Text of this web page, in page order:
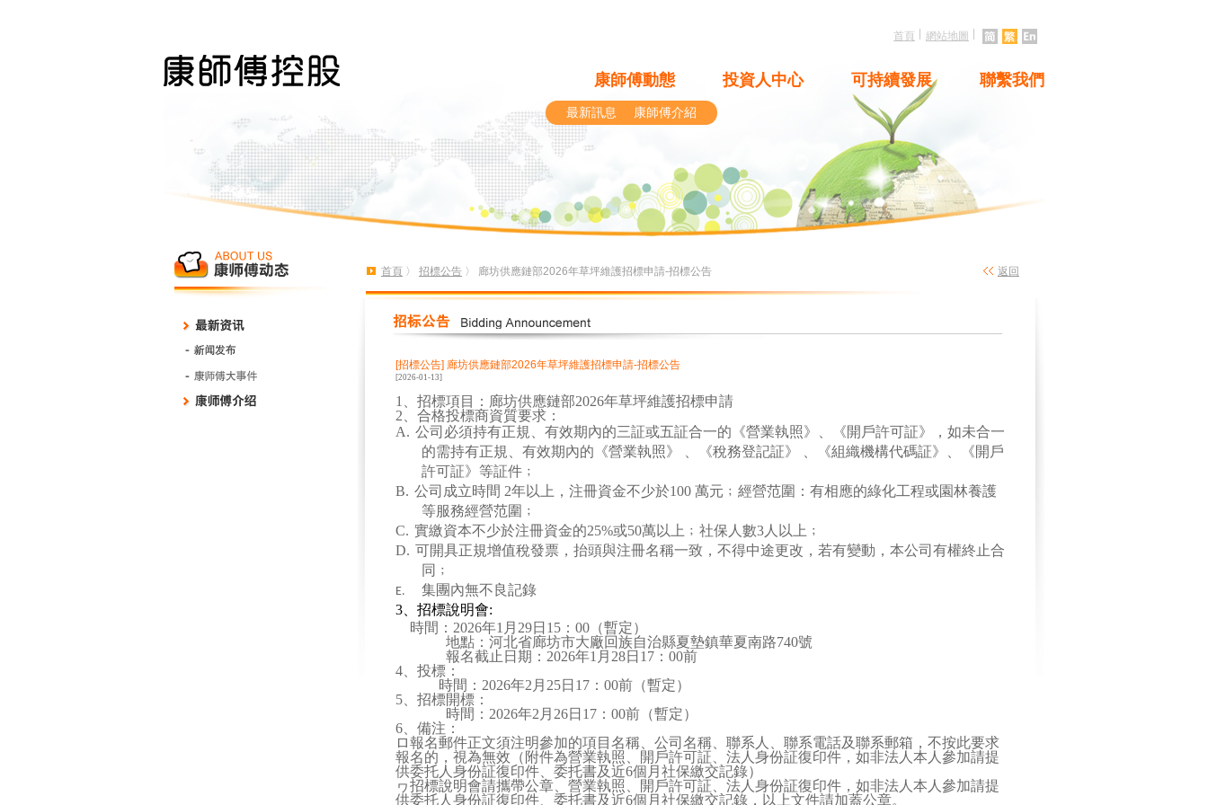
首頁 網站地圖
康師傅動態 投資人中心 可持續發展 聯繫我們
最新訊息 康師傅介紹
首頁 〉 招標公告 〉 廊坊供應鏈部2026年草坪維護招標申請-招標公告 返回
[招標公告] 廊坊供應鏈部2026年草坪維護招標申請-招標公告
[2026-01-13]
1 、招標項目：廊坊供應鏈部2026年草坪維護招標申請
2 、合格投標商資質要求：
A. 公司必須持有正規、有效期內的三証或五証合一的《營業執照》、《開戶許可証》，如未合一
的需持有正規、有效期內的《營業執照》 、《稅務登記証》 、《組織機構代碼証》、《開戶
許可証》等証件﹔
B. 公司成立時間 2年以上，注冊資金不少於100 萬元﹔經營范圍：有相應的綠化工程或園林養護
等服務經營范圍﹔
C. 實繳資本不少於注冊資金的25%或50萬以上﹔社保人數3 人以上﹔
D. 可開具正規增值稅發票，抬頭與注冊名稱一致，不得中途更改，若有變動，本公司有權終止合
同﹔
E.
集團內無不良記錄
3 、招標說明會:
時間： 2026年1 月 29日 15 ： 00 （暫定）
地點：河北省廊坊市大廠回族自治縣夏墊鎮華夏南路740號
報名截止日期： 2026年1 月 28日 17 ： 00前
4 、投標：
時間： 2026年2 月 25日 17 ： 00前（暫定）
5 、招標開標：
時間： 2026年2 月 26日 17 ： 00前（暫定）
6 、備注：
ロ報名郵件正文須注明參加的項目名稱、公司名稱、聯系人、聯系電話及聯系郵箱，不按此要求
報名的，視為無效（附件為營業執照、開戶許可証、法人身份証復印件，如非法人本人參加請提
供委托人身份証復印件、委托書及近6個月社保繳交記錄）
ヮ招標說明會請攜帶公章、營業執照、開戶許可証、法人身份証復印件，如非法人本人參加請提
供委托人身份証復印件、委托書及近6個月社保繳交記錄，以上文件請加蓋公章。